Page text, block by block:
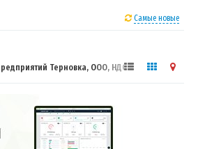
Самые новые
Терновка, ООО, НДС